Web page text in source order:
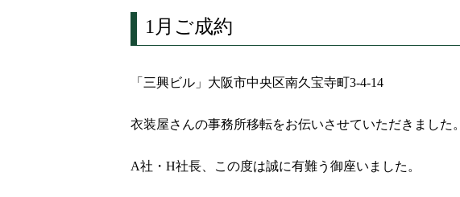
1月ご成約
「三興ビル」大阪市中央区南久宝寺町3-4-14
衣装屋さんの事務所移転をお伝いさせていただきました。
A社・H社長、この度は誠に有難う御座いました。